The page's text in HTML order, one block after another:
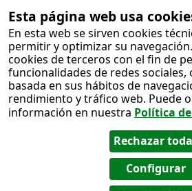
Esta página web usa
En esta web se sirven cookies
permitir y optimizar su
cookies de terceros con el fin de
funcionalidades de redes
basada en sus hábitos de
rendimiento y tráfico web. Puede
información en nuestra Política